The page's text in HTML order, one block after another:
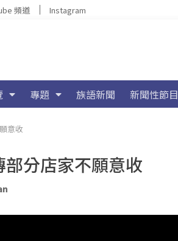
頻道 Instagram
專題 族語新聞 新聞性節目
意收
分店家不願意收